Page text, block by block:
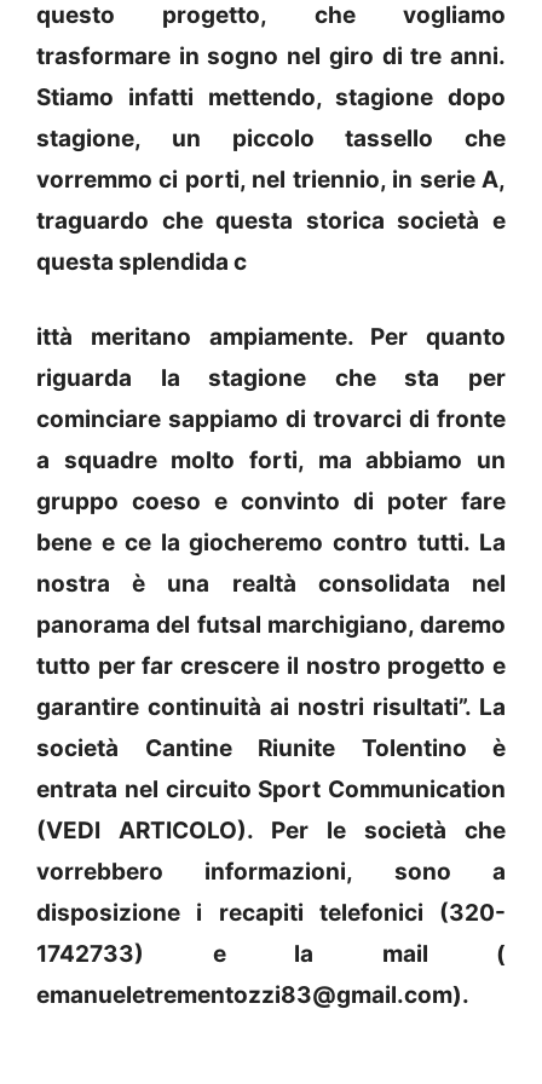
questo progetto, che vogliamo
trasformare in sogno nel giro di tre anni.
Stiamo infatti mettendo, stagione dopo
stagione, un piccolo tassello che
vorremmo ci porti, nel triennio, in serie A,
traguardo che questa storica società e
questa splendida c
ittà meritano ampiamente. Per quanto
riguarda la stagione che sta per
cominciare sappiamo di trovarci di fronte
a squadre molto forti, ma abbiamo un
gruppo coeso e convinto di poter fare
bene e ce la giocheremo contro tutti. La
nostra è una realtà consolidata nel
panorama del futsal marchigiano, daremo
tutto per far crescere il nostro progetto e
garantire continuità ai nostri risultati”. La
società Cantine Riunite Tolentino è
entrata nel circuito Sport Communication
(VEDI ARTICOLO). Per le società che
vorrebbero informazioni, sono a
disposizione i recapiti telefonici (320-
1742733) e la mail (
emanueletrementozzi83@gmail.com).